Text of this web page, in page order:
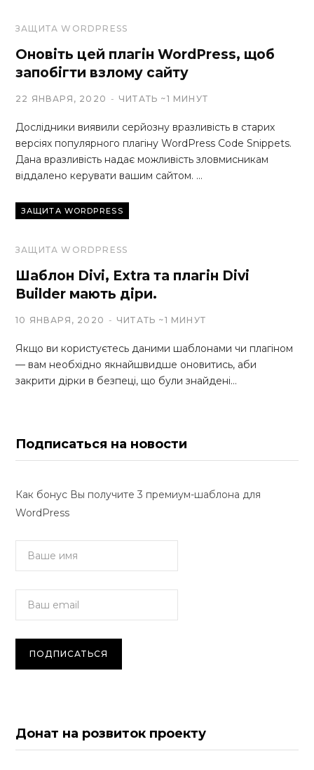
ЗАЩИТА WORDPRESS
Оновіть цей плагін WordPress, щоб
запобігти взлому сайту
22 ЯНВАРЯ, 2020 ЧИТАТЬ ~1 МИНУТ
Дослідники виявили серйозну вразливість в старих
версіях популярного плагіну WordPress Code Snippets.
Дана вразливість надає можливість зловмисникам
віддалено керувати вашим сайтом. …
ЗАЩИТА WORDPRESS
ЗАЩИТА WORDPRESS
Шаблон Divi, Extra та плагін Divi
Builder мають діри.
10 ЯНВАРЯ, 2020 ЧИТАТЬ ~1 МИНУТ
Якщо ви користуєтесь даними шаблонами чи плагіном
— вам необхідно якнайшвидше оновитись, аби
закрити дірки в безпеці, що були знайдені…
Подписаться на новости
Как бонус Вы получите 3 премиум-шаблона для
WordPress
Донат на розвиток проекту